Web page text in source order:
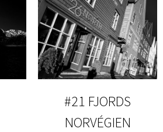
#21 FJORDS
NORVÉGIEN